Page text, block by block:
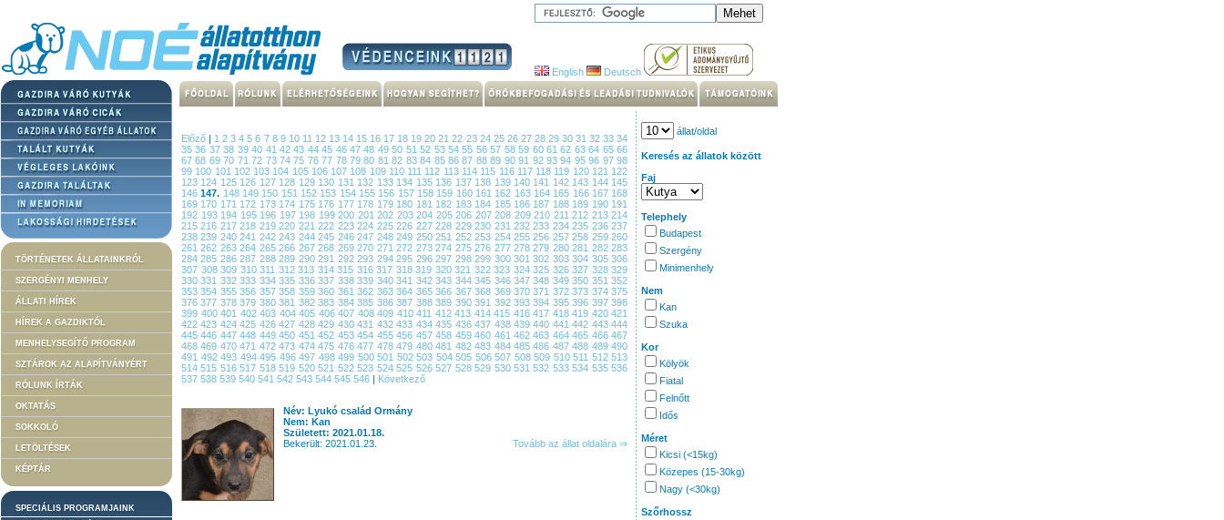
English Deutsch
TÖRTÉNETEK ÁLLATAINKRÓL
SZERGÉNYI MENHELY
ÁLLATI HÍREK
HÍREK A GAZDIKTÓL
MENHELYSEGÍTŐ PROGRAM
SZTÁROK AZ ALAPÍTVÁNYÉRT
RÓLUNK ÍRTÁK
OKTATÁS
SOKKOLÓ
LETÖLTÉSEK
KÉPTÁR
SPECIÁLIS PROGRAMJAINK
Előző | 123456 7 8 9 10 11 12 13 14 15 16 17 18 19202122 23 24 25 26 27 28 29 30 31323334
3536 3738 3940 41 4243 4445 464748 4950 5152 535455 5657 5859 60 6162 6364 6566
6768 6970 7172 73 7475 7677 787980 8182 8384 858687 8889 9091 92 9394 9596 9798
99 100 101 102 103 104 105 106 107 108 109 110 111 112 113 114 115 116 117 118 119 120 121 122
123 124 125 126 127 128 129 130 131 132 133 134 135 136 137 138 139 140 141 142 143 144 145
146147. 148 149 150 151 152 153 154 155 156 157 158 159 160 161 162 163 164 165 166 167 168
169 170 171 172 173 174 175 176 177 178 179 180 181 182 183 184 185 186 187 188 189 190 191
192 193 194 195 196 197 198 199 200 201 202 203 204 205 206 207 208 209 210 211 212 213 214
215216 217218 219220 221222 223224 225226 227228 229230 231 232233 234235 236237
238239 240241 242243 244245 246247 248249 250251 252253 254 255256 257258 259260
261262 263264 265266 267268 269270 271272 273274 275276 277 278279 280281 282283
284285 286287 288289 290291 292293 294295 296297 298299 300 301302 303304 305306
307 308 309 310 311 312 313 314 315 316 317 318 319 320 321 322 323 324 325 326 327 328 329
330331 332333 334335 336337 338339 340341 342343 344345 346 347348 349350 351352
353354 355356 357358 359360 361362 363364 365366 367368 369 370371 372373 374375
376377 378379 380381 382383 384385 386387 388389 390391 392 393394 395396 397398
399 400 401 402 403 404 405 406 407 408 409 410 411 412 413 414 415 416 417 418 419 420 421
422423 424425 426427 428429 430431 432433 434435 436437 438 439440 441442 443444
445446 447448 449450 451452 453454 455456 457458 459460 461 462463 464465 466467
468469 470471 472473 474475 476477 478479 480481 482483 484 485486 487488 489490
491 492 493 494 495 496 497 498 499 500 501 502 503 504 505 506 507 508 509 510 511 512 513
514515 516517 518519 520521 522523 524525 526527 528529 530 531532 533534 535536
537 538 539 540 541 542 543 544 545 546 | Következő
Név: Lyukó család Ormány
Nem: Kan
Született: 2021.01.18.
Bekerült: 2021.01.23.
Tovább az állat oldalára ⇒
állat/oldal
Keresés az állatok között
Faj
Telephely
Budapest
Szergény
Minimenhely
Nem
Kan
Szuka
Kor
Kölyök
Fiatal
Felnőtt
Idős
Méret
Kicsi (<15kg)
Közepes (15-30kg)
Nagy (<30kg)
Szőrhossz